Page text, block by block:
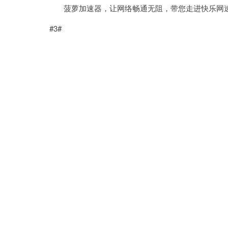
菠萝加速器，让网络畅通无阻，带您走进快乐网
#3#